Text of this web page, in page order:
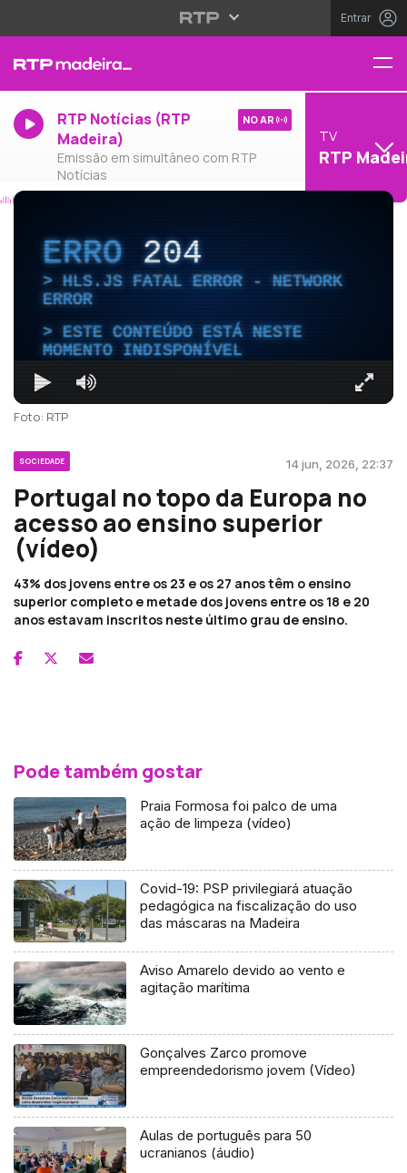
Entrar
RTP Notícias (RTP
Madeira)
Emissão em simultâneo com RTP
Notícias
NO AR
TV
RTP
ERRO204
HLS.JS FATAL ERROR - NETWORK
ERROR
ESTE CONTEÚDO ESTÁ NESTE
MOMENTO INDISPONÍVEL
Foto: RTP
SOCIEDADE 14 jun, 2026, 22:37
Portugal no topo da Europa no
acesso ao ensino superior
(vídeo)
43% dos jovens entre os 23 e os 27 anos têm o ensino
superior completo e metade dos jovens entre os 18 e 20
anos estavam inscritos neste último grau de ensino.
Pode também gostar
Praia Formosa foi palco de uma
ação de limpeza (vídeo)
Covid-19: PSP privilegiará atuação
pedagógica na fiscalização do uso
das máscaras na Madeira
Aviso Amarelo devido ao vento e
agitação marítima
Gonçalves Zarco promove
empreendedorismo jovem (Vídeo)
Aulas de português para 50
ucranianos (áudio)